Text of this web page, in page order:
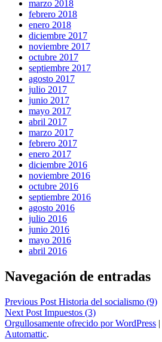
marzo 2018
febrero 2018
enero 2018
diciembre 2017
noviembre 2017
octubre 2017
septiembre 2017
agosto 2017
julio 2017
junio 2017
mayo 2017
abril 2017
marzo 2017
febrero 2017
enero 2017
diciembre 2016
noviembre 2016
octubre 2016
septiembre 2016
agosto 2016
julio 2016
junio 2016
mayo 2016
abril 2016
Navegación de entradas
Previous Post Historia del socialismo (9)
Next Post Impuestos (3)
Orgullosamente ofrecido por WordPress |
Automattic.